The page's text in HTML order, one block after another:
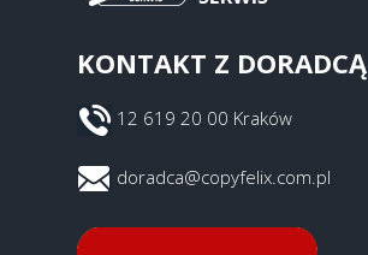
KONTAKT Z DORADCĄ
12 619 20 00 Kraków
doradca@copyfelix.com.pl